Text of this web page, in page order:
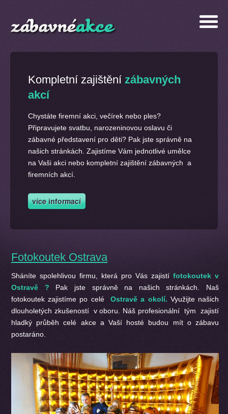
Kompletní zajištění zábavných
akcí
Chystáte firemní akci, večírek nebo ples?
Připravujete svatbu, narozeninovou oslavu či
zábavné představení pro děti? Pak jste správně na
našich stránkách. Zajistíme Vám jednotlivé umělce
na Vaši akci nebo kompletní zajištění zábavných a
firemních akcí.
Fotokoutek Ostrava
Sháníte spolehlivou firmu, která pro Vás zajistí fotokoutek v
Ostravě ? Pak jste správně na našich stránkách. Naš
fotokoutek zajistíme po celéOstravě a okolí. Využijte našich
dlouholetých zkušeností v oboru. Náš profesionální tým
zajistí
hladký průběh celé akce a Vaší hosté budou mít o zábavu
postaráno.